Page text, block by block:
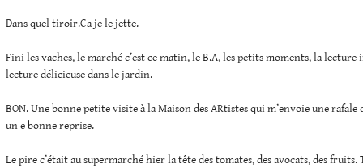
Dans quel tiroir.Ca je le jette.
Fini les vaches, le marché c’est ce matin, le B.A, les petits moments, la
lecture délicieuse dans le jardin.
BON. Une bonne petite visite à la Maison des ARtistes qui m’envoie une rafale
un e bonne reprise.
Le pire c’était au supermarché hier la tête des tomates, des avocats, des